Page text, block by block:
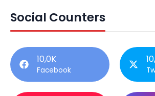
Social Counters
10,0K
Facebook